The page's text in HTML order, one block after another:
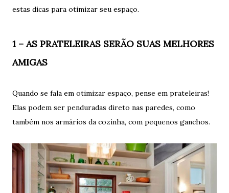
estas dicas para otimizar seu espaço.
1 – AS PRATELEIRAS SERÃO SUAS MELHORES
AMIGAS
Quando se fala em otimizar espaço, pense em prateleiras!
Elas podem ser penduradas direto nas paredes, como
também nos armários da cozinha, com pequenos ganchos.